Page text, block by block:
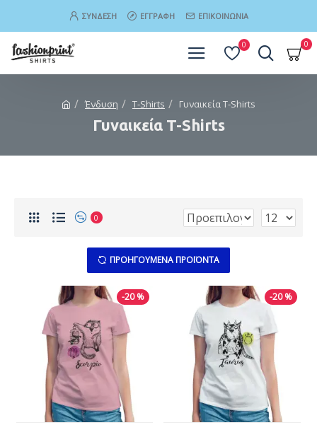
ΣΎΝΔΕΣΗ ΕΓΓΡΑΦΉ ΕΠΙΚΟΙΝΩΝΊΑ
0 0
Ένδυση T-Shirts Γυναικεία T-Shirts
Γυναικεία T-Shirts
0
ΠΡΟΗΓΟΎΜΕΝΑ ΠΡΟΪΌΝΤΑ
-20 % -20 %